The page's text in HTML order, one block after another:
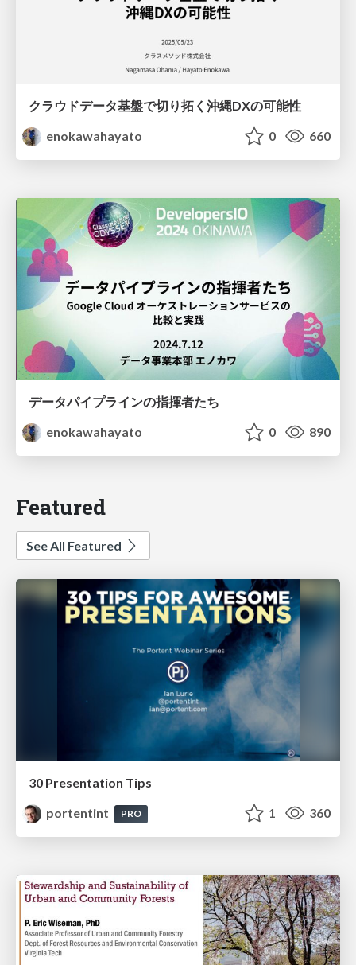
クラウドデータ基盤で切り拓く沖縄DXの可能性
enokawahayato
0 660
データパイプラインの指揮者たち
enokawahayato
0 890
Featured
See All Featured
30 Presentation Tips
portentint
PRO 1 360